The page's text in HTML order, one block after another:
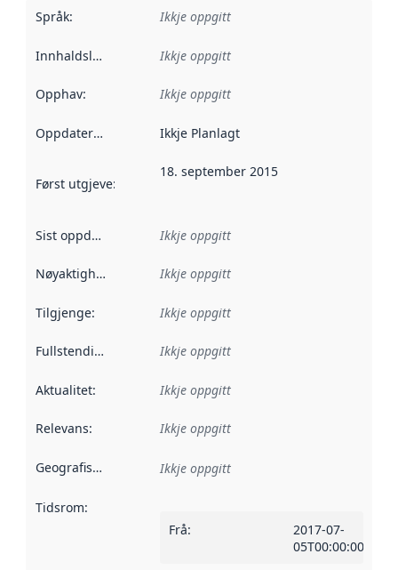
Språk: Ikkje oppgitt
Innhaldsleverandørar :
Ikkje oppgitt
Opphav: Ikkje oppgitt
Oppdateringsfrekvens :
Ikkje Planlagt
Først utgjeve: Denne datoen seier når dataa i dette
18. september 2015
Sist oppdatert Ikkje oppgitt
Nøyaktigheit Ikkje oppgitt
Tilgjenge: Ikkje oppgitt
Fullstendigheit Ikkje oppgitt
Aktualitet: Ikkje oppgitt
Relevans: Ikkje oppgitt
Geografisk område Ikkje oppgitt
Tidsrom:
Frå:
2017-07-
05T00:00:00Z